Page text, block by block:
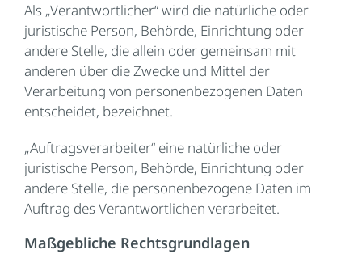
Als „Verantwortlicher“ wird die natürliche oder
juristische Person, Behörde, Einrichtung oder
andere Stelle, die allein oder gemeinsam mit
anderen über die Zwecke und Mittel der
Verarbeitung von personenbezogenen Daten
entscheidet, bezeichnet.
„Auftragsverarbeiter“ eine natürliche oder
juristische Person, Behörde, Einrichtung oder
andere Stelle, die personenbezogene Daten im
Auftrag des Verantwortlichen verarbeitet.
Maßgebliche Rechtsgrundlagen